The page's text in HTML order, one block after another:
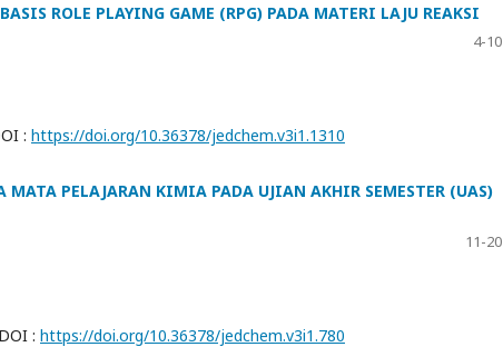
ROLE PLAYING GAME (RPG) PADA MATERI LAJU REAKSI
4-10
: https://doi.org/10.36378/jedchem.v3i1.1310
PELAJARAN KIMIA PADA UJIAN AKHIR SEMESTER (UAS)
11-20
DOI : https://doi.org/10.36378/jedchem.v3i1.780